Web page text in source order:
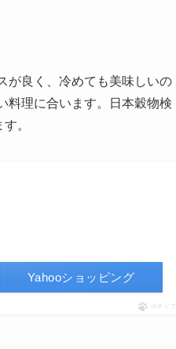
が良く、冷めても美味しいの
料理に合います。日本穀物検
。
Yahooショッピング
ポチップ